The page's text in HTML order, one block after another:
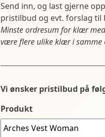
Send inn, og last gjerne
pristilbud og evt. forslag til
Minste ordresum for klær
være flere ulike klær i samme
Vi ønsker pristilbud på
Produkt